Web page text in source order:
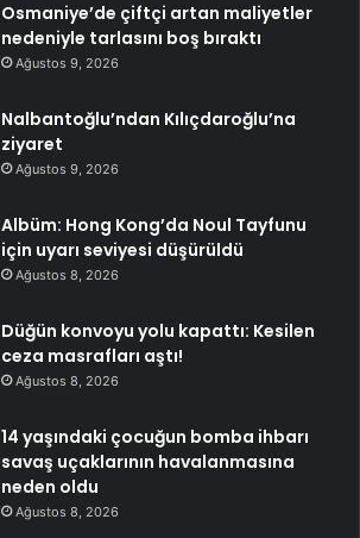
Osmaniye’de çiftçi artan maliyetler
nedeniyle tarlasını boş bıraktı
Ağustos 9, 2026
Nalbantoğlu’ndan Kılıçdaroğlu’na
ziyaret
Ağustos 9, 2026
Albüm: Hong Kong’da Noul Tayfunu
için uyarı seviyesi düşürüldü
Ağustos 8, 2026
Düğün konvoyu yolu kapattı: Kesilen
ceza masrafları aştı!
Ağustos 8, 2026
14 yaşındaki çocuğun bomba ihbarı
savaş uçaklarının havalanmasına
neden oldu
Ağustos 8, 2026